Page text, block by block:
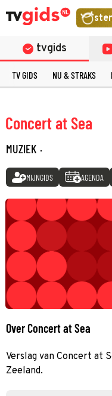
tvgids
TV GIDS NU & STRAKS
Concert at Sea
MUZIEK ·
MIJNGIDS AGENDA
Over Concert at Sea
Verslag van Concert at
Zeeland.